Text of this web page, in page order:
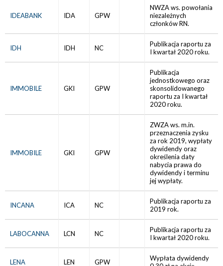
IDEABANK IDA GPW
NWZA ws. powołania
niezależnych
członków RN.
IDH IDH NC
Publikacja raportu za
I kwartał 2020 roku.
IMMOBILE GKI GPW
Publikacja
jednostkowego oraz
skonsolidowanego
raportu za I kwartał
2020 roku.
IMMOBILE GKI GPW
ZWZA ws. m.in.
przeznaczenia zysku
za rok 2019, wypłaty
dywidendy oraz
określenia daty
nabycia prawa do
dywidendy i terminu
jej wypłaty.
INCANA ICA NC
Publikacja raportu za
2019 rok.
LABOCANNA LCN NC
Publikacja raportu za
I kwartał 2020 roku.
LENA LEN GPW
Wypłata dywidendy